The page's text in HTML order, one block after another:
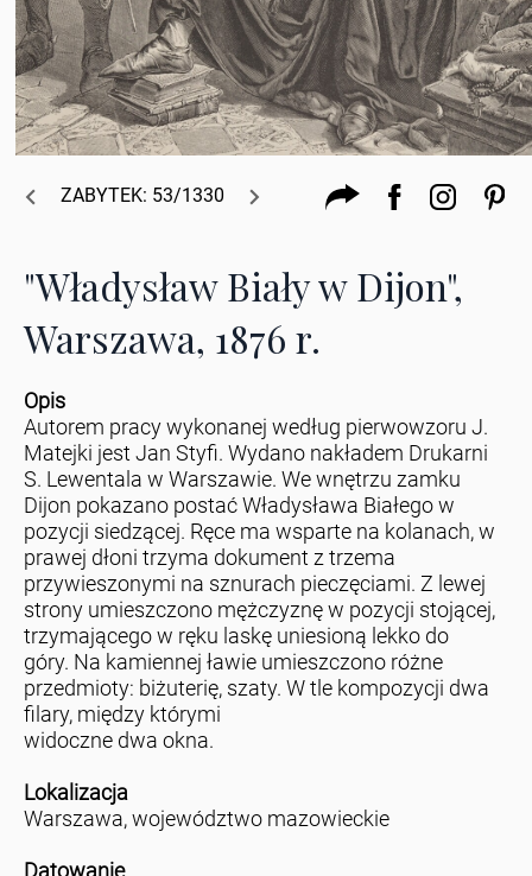
ZABYTEK: 53/1330
"Władysław Biały w Dijon",
Warszawa, 1876 r.
Opis
Autorem pracy wykonanej według pierwowzoru J.
Matejki jest Jan Styfi. Wydano nakładem Drukarni
S. Lewentala w Warszawie. We wnętrzu zamku
Dijon pokazano postać Władysława Białego w
pozycji siedzącej. Ręce ma wsparte na kolanach, w
prawej dłoni trzyma dokument z trzema
przywieszonymi na sznurach pieczęciami. Z lewej
strony umieszczono mężczyznę w pozycji stojącej,
trzymającego w ręku laskę uniesioną lekko do
góry. Na kamiennej ławie umieszczono różne
przedmioty: biżuterię, szaty. W tle kompozycji dwa
filary, między którymi
widoczne dwa okna.
Lokalizacja
Warszawa, województwo mazowieckie
Datowanie